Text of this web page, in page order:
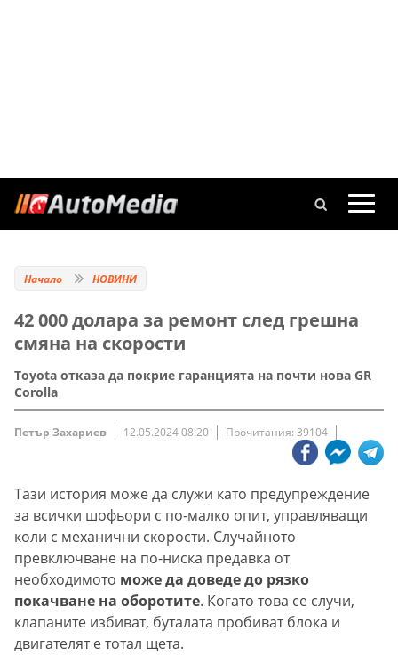
Начало НОВИНИ
42 000 долара за ремонт след грешна
смяна на скорости
Toyota отказа да покрие гаранцията на почти нова GR
Corolla
Петър Захариев 12.05.2024 08:20 Прочитания: 39104
Тази история може да служи като предупреждение
за всички шофьори с по-малко опит, управляващи
коли с механични скорости. Случайното
превключване на по-ниска предавка от
необходимото може да доведе до рязко
покачване на оборотите. Когато това се случи,
клапаните избиват, буталата пробиват блока и
двигателят е тотал щета.